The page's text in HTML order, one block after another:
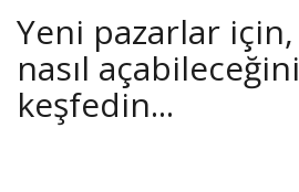
Yeni pazarlar
nasıl
keşfedin...